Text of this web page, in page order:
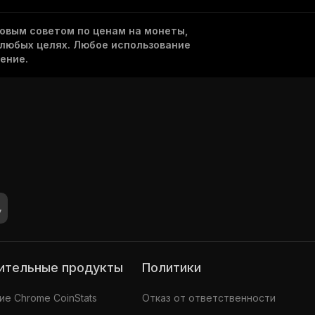
советом по ценам на монеты,
целях. Любое использование
продукты
Chrome CoinStats
Политики
Отказ от ответственности